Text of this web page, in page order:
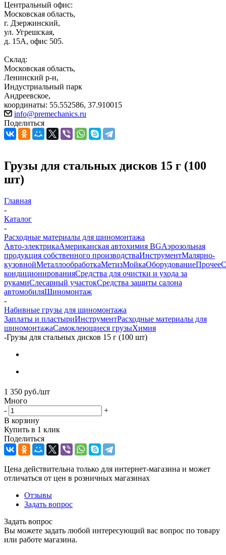
Центральный офис:
Московская область,
г. Дзержинский,
ул. Угрешская,
д. 15А, офис 505.
Склад:
Московская область,
Ленинский р-н,
Индустриальный парк
Андреевское,
координаты: 55.552586, 37.910015
info@premechanics.ru
Поделиться
Грузы для стальных дисков 15 г (100
шт)
Главная
-
Каталог
-
Расходные материалы для шиномонтажа
Авто-электрикаАмериканская автохимия BGАэрозольная
продукция собственного производстваИнструментМалярно-
кузовнойМеталлообработкаМетизМойкаОборудованиеПрочее
кондиционированияСредства для очистки и ухода за
рукамиСлесарный участокСредства защиты салона
автомобиляШиномонтаж
-
Набивные грузы для шиномонтажа
Заплаты и пластыриИнструментРасходные материалы для
шиномонтажаСамоклеющиеся грузыХимия
-Грузы для стальных дисков 15 г (100 шт)
1 350 руб./шт
Много
-
+
В корзину
Купить в 1 клик
Поделиться
Цена действительна только для интернет-магазина и может
отличаться от цен в розничных магазинах
Отзывы
Задать вопрос
Задать вопрос
Вы можете задать любой интересующий вас вопрос по товару
или работе магазина.